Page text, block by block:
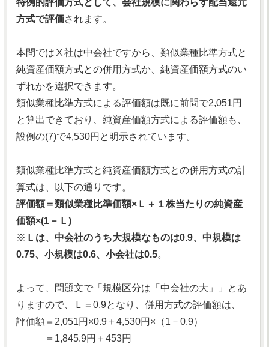
特例的評価方式として、会社規模に関わらず配当還元
方式で評価されます。
本問ではⅩ社は中会社ですから、類似業種比準方式と
純資産価額方式との併用方式か、純資産価額方式のい
ずれかを選択できます。
類似業種比準方式による評価額は既に前問で2,051円
と算出できており、純資産価額方式による評価額も、
設例の(7)で4,530円と明示されています。
類似業種比準方式と純資産価額方式との併用方式の計
算式は、以下の通りです。
評価額＝類似業種比準価額×Ｌ＋１株当たりの純資産
価額×(1－Ｌ)
※ Ｌは、中会社のうち大規模なものは0.9、中規模は
0.75、小規模は0.6、小会社は0.5。
よって、問題文で「規模区分は「中会社の大」」とあ
りますので、Ｌ＝0.9となり、併用方式の評価額は、
評価額＝2,051円×0.9＋4,530円×（1－0.9）
＝1,845.9円＋453円